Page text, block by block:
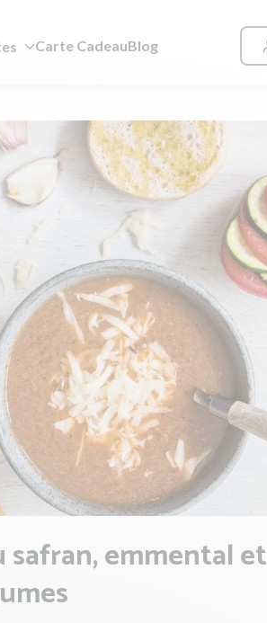
Carte CadeauBlog
safran, emmental et